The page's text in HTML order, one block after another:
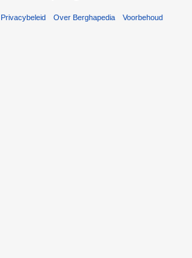
Privacybeleid Over Berghapedia Voorbehoud